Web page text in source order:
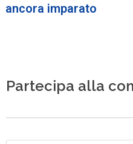
ancora imparato
Partecipa alla